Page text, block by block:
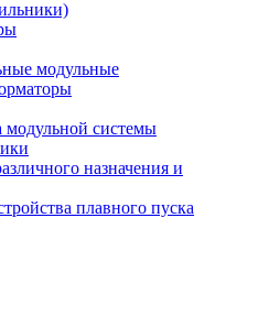
модульные
модульной системы
назначения и
плавного пуска